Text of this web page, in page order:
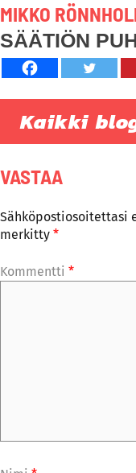
MIKKO
SÄÄTIÖN
Kaikki
VASTAA
Sähköpostiosoitettasi
merkitty *
Kommentti *